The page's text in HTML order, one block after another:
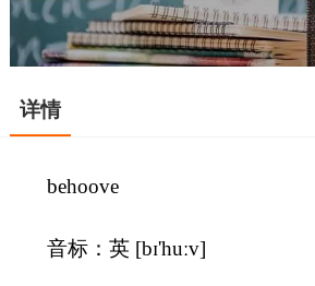
详情
behoove
音标：英 [bɪ'huːv]